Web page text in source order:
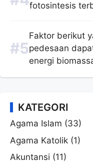
fotosintesis
Faktor berikut
pedesaan
energi
KATEGORI
Agama Islam (33)
Agama Katolik (1)
Akuntansi (11)